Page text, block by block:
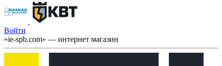
Войти
«ie-spb.com» — интернет магазин